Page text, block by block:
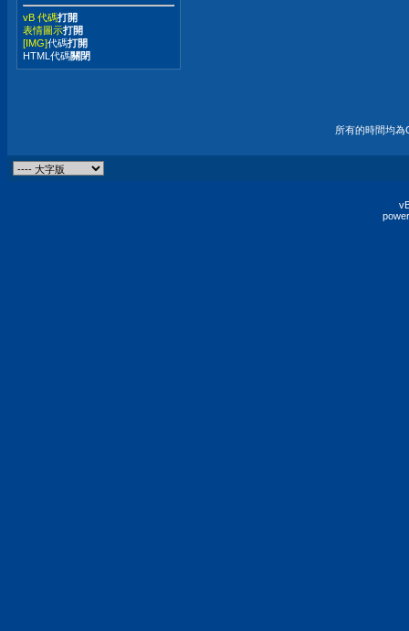
vB 代碼打開
表情圖示打開
[IMG]代碼打開
HTML代碼關閉
所有的時間均為